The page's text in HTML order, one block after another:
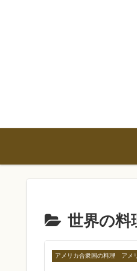
世界の
アメリカ合衆国の料理 アメ